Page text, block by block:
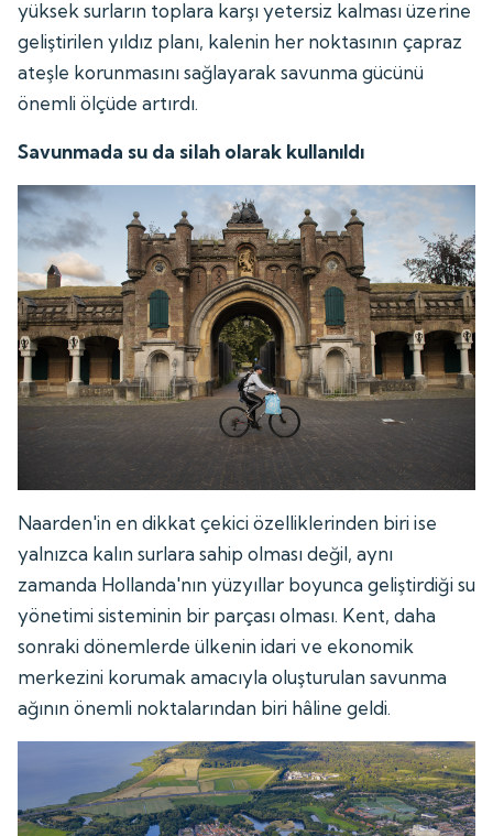
yüksek surların toplara karşı yetersiz kalması üzerine
geliştirilen yıldız planı, kalenin her noktasının çapraz
ateşle korunmasını sağlayarak savunma gücünü
önemli ölçüde artırdı.
Savunmada su da silah olarak kullanıldı
Naarden'in en dikkat çekici özelliklerinden biri ise
yalnızca kalın surlara sahip olması değil, aynı
zamanda Hollanda'nın yüzyıllar boyunca geliştirdiği su
yönetimi sisteminin bir parçası olması. Kent, daha
sonraki dönemlerde ülkenin idari ve ekonomik
merkezini korumak amacıyla oluşturulan savunma
ağının önemli noktalarından biri hâline geldi.